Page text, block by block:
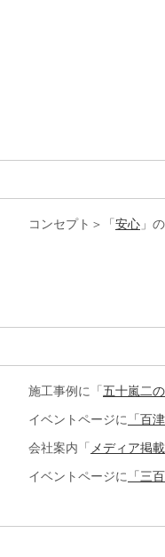
コンセプト＞「安心 」
施工事例に「五十嵐二
イベントページに 「百
会社案内「メディア掲載
イベントページに 「三